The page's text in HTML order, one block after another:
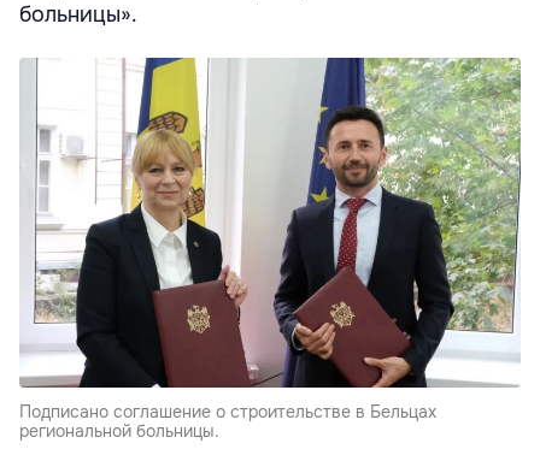
больницы».
Подписано соглашение о строительстве в Бельцах
региональной больницы.